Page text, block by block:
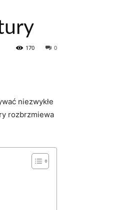
0
170
niezwykłe
rozbrzmiewa